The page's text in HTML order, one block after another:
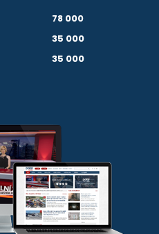
78 000
35 000
35 000